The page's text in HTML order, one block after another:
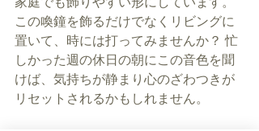
この喚鐘を飾るだけでなくリビングに
置いて、時には打ってみませんか？ 忙
しかった週の休日の朝にこの音色を聞
けば、気持ちが静まり心のざわつきが
リセットされるかもしれません。